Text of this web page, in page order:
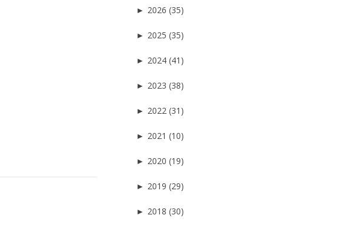
► 2026 (35)
► 2025 (35)
► 2024 (41)
► 2023 (38)
► 2022 (31)
► 2021 (10)
► 2020 (19)
► 2019 (29)
► 2018 (30)